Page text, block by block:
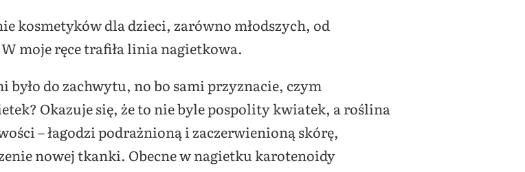
kosmetyków dla dzieci, zarówno młodszych, od
moje ręce trafiła linia nagietkowa.
było do zachwytu, no bo sami przyznacie, czym
Okazuje się, że to nie byle pospolity kwiatek, a roślina
– łagodzi podrażnioną i zaczerwienioną skórę,
nowej tkanki. Obecne w nagietku karotenoidy